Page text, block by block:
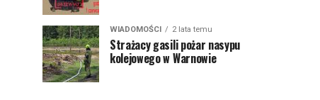
WIADOMOŚCI 2 lata temu
Strażacy gasili pożar nasypu
kolejowego w Warnowie